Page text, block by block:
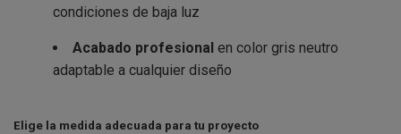
condiciones de baja luz
Acabado profesional en color gris neutro
adaptable a cualquier diseño
Elige la medida adecuada para tu proyecto